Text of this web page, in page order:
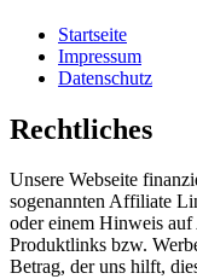
Startseite
Impressum
Datenschutz
Rechtliches
Unsere Webseite
sogenannten Affiliate
oder einem Hinweis
Produktlinks bzw.
Betrag, der uns hilft,